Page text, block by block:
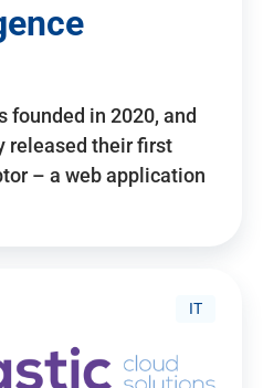
founded in 2020, and
released their first
– a web application
IT